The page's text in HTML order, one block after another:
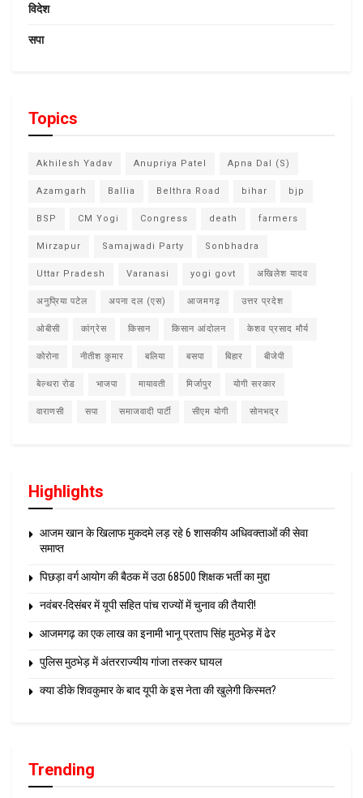
विदेश
सपा
Topics
Akhilesh Yadav Anupriya Patel Apna Dal (S)
Azamgarh Ballia Belthra Road bihar bjp
BSP CM Yogi Congress death farmers
Mirzapur Samajwadi Party Sonbhadra
Uttar Pradesh Varanasi yogi govt अखिलेश यादव
अनुप्रिया पटेल अपना दल (एस) आजमगढ़ उत्तर प्रदेश
ओबीसी कांग्रेस किसान किसान आंदोलन केशव प्रसाद मौर्य
कोरोना नीतीश कुमार बलिया बसपा बिहार बीजेपी
बेल्थरा रोड भाजपा मायावती मिर्जापुर योगी सरकार
वाराणसी सपा समाजवादी पार्टी सीएम योगी सोनभद्र
Highlights
आजम खान के खिलाफ मुकदमे लड़ रहे 6 शासकीय अधिवक्ताओं की सेवा
समाप्त
पिछड़ा वर्ग आयोग की बैठक में उठा 68500 शिक्षक भर्ती का मुद्दा
नवंबर-दिसंबर में यूपी सहित पांच राज्यों में चुनाव की तैयारी!
आजमगढ़ का एक लाख का इनामी भानू प्रताप सिंह मुठभेड़ में ढेर
पुलिस मुठभेड़ में अंतरराज्यीय गांजा तस्कर घायल
क्या डीके शिवकुमार के बाद यूपी के इस नेता की खुलेगी किस्मत?
Trending